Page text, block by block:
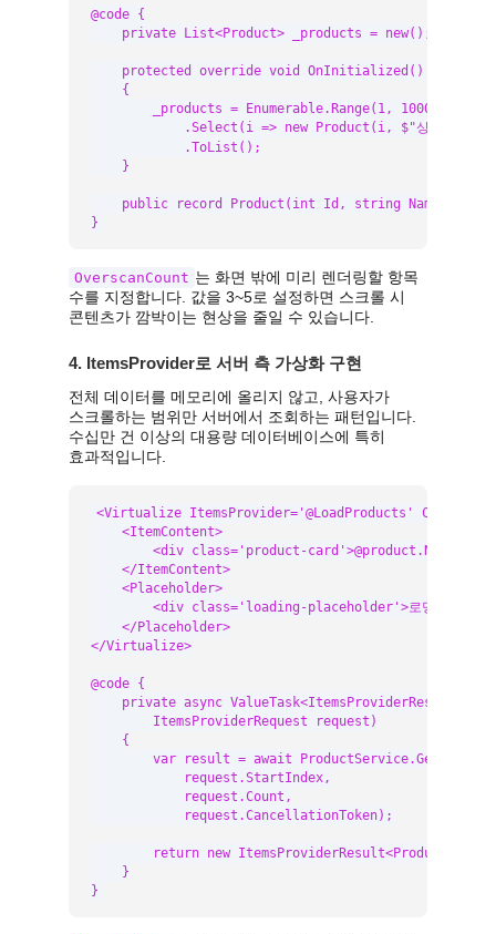
@code {
    private List<Product> _products = new();
    protected override void OnInitialized()
    {
        _products = Enumerable.Range(1, 10000)
.Select(i => new Product(i, $"상품 {i}",
            .ToList();
    }
public record Product(int Id, string Name,
}
OverscanCount 는 화면 밖에 미리 렌더링할 항목
수를 지정합니다. 값을 3~5로 설정하면 스크롤 시
콘텐츠가 깜박이는 현상을 줄일 수 있습니다.
4. ItemsProvider로 서버 측 가상화 구현
전체 데이터를 메모리에 올리지 않고, 사용자가
스크롤하는 범위만 서버에서 조회하는 패턴입니다.
수십만 건 이상의 대용량 데이터베이스에 특히
효과적입니다.
<Virtualize ItemsProvider='@LoadProducts'
    <ItemContent>
<div class='product-card'>@product.Name</
    </ItemContent>
    <Placeholder>
<div class='loading-placeholder'>로딩 중
    </Placeholder>
</Virtualize>
@code {
private async
        ItemsProviderRequest request)
    {
var result = await
            request.StartIndex,
            request.Count,
            request.CancellationToken);
return new
    }
}